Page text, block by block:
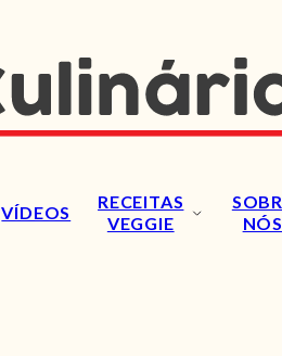
VÍDEOS
RECEITAS
VEGGIE
NÓS